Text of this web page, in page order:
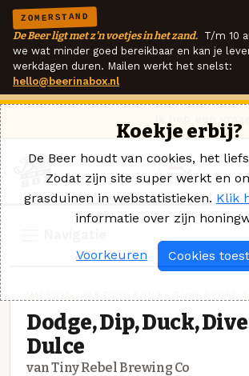
ZOMERSTAND
De Beer ligt met z'n voetjes in het zand. T/m 10
we wat minder goed bereikbaar en kan je
werkdagen duren. Mailen werkt het snelst:
hello@beerinabox.nl
Dodge, Dip, Duck,
Dulce
van Tiny Rebel Brewing Co
Koekje erbij?
De Beer houdt van cookies, het
Zodat zijn site super werkt en
grasduinen in webstatistieken. Klik
informatie over zijn
Voorkeuren Cookies